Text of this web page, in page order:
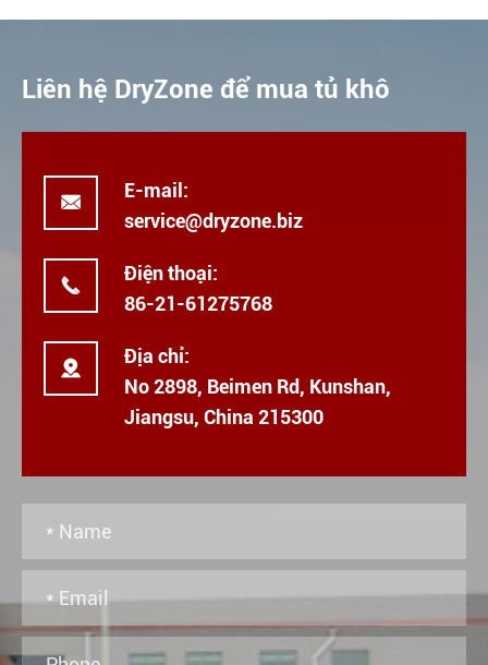
Liên hệ DryZone để mua tủ khô

E-mail:
service@dryzone.biz

Điện thoại:
86-21-61275768

Địa chỉ:
No 2898, Beimen Rd, Kunshan,
Jiangsu, China 215300